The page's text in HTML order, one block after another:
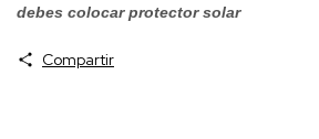
debes colocar protector solar
Compartir